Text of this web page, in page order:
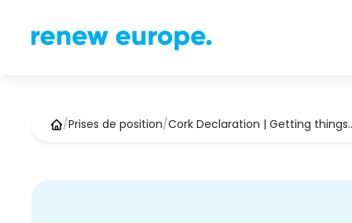
/Prises de position/Cork Declaration | Getting